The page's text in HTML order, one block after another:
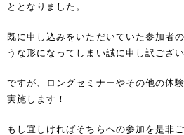
ととなりました。
既に申し込みをいただいていた参加者
うな形になってしまい誠に申し訳ござい
ですが、ロングセミナーやその他の体
実施します！
もし宜しければそちらへの参加を是非